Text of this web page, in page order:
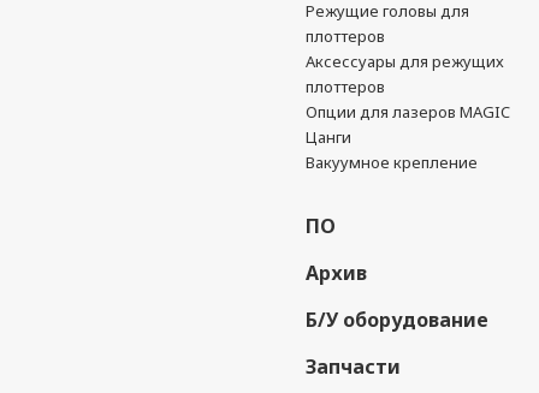
Режущие головы для
плоттеров
Аксессуары для режущих
плоттеров
Опции для лазеров MAGIC
Цанги
Вакуумное крепление
ПО
Архив
Б/У оборудование
Запчасти